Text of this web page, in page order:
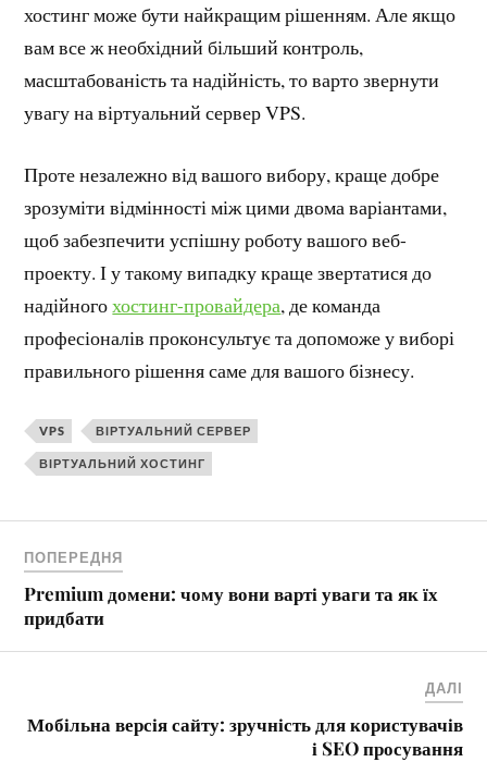
хостинг може бути найкращим рішенням. Але якщо
вам все ж необхідний більший контроль,
масштабованість та надійність, то варто звернути
увагу на віртуальний сервер VPS.
Проте незалежно від вашого вибору, краще добре
зрозуміти відмінності між цими двома варіантами,
щоб забезпечити успішну роботу вашого веб-
проекту. І у такому випадку краще звертатися до
надійногохостинг-провайдера, де команда
професіоналів проконсультує та допоможе у виборі
правильного рішення саме для вашого бізнесу.
VPS ВІРТУАЛЬНИЙ СЕРВЕР
ВІРТУАЛЬНИЙ ХОСТИНГ
ПОПЕРЕДНЯ
Premium домени: чому вони варті уваги та як їх
придбати
ДАЛІ
Мобільна версія сайту: зручність для користувачів
і SEO просування